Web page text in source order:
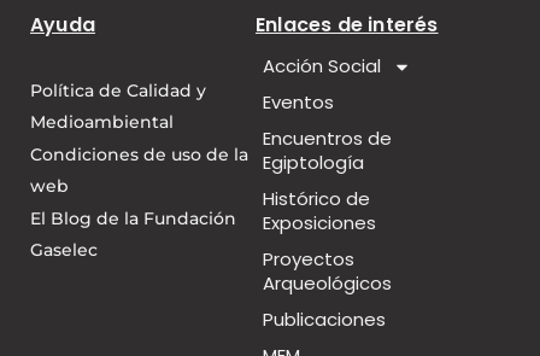
Ayuda
Política de Calidad y
Medioambiental
Condiciones de uso de la
web
El Blog de la Fundación
Gaselec
Enlaces de interés
Acción Social
Eventos
Encuentros de
Egiptología
Histórico de
Exposiciones
Proyectos
Arqueológicos
Publicaciones